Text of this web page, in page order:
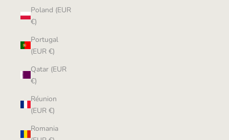
Poland (EUR
€)
Portugal
(EUR €)
Qatar (EUR
€)
Réunion
(EUR €)
Romania